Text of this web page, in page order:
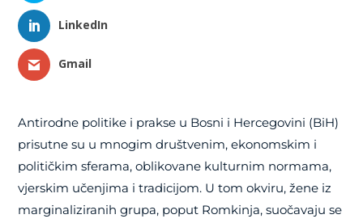
LinkedIn
Gmail
Antirodne politike i prakse u Bosni i Hercegovini (BiH)
prisutne su u mnogim društvenim, ekonomskim i
političkim sferama, oblikovane kulturnim normama,
vjerskim učenjima i tradicijom. U tom okviru, žene iz
marginaliziranih grupa, poput Romkinja, suočavaju se